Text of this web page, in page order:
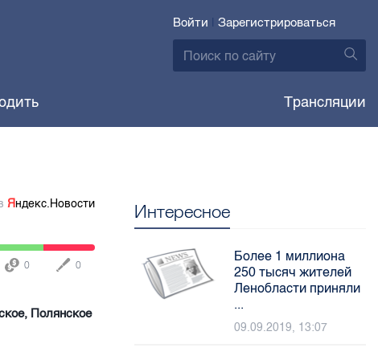
Войти | Зарегистрироваться
Трансляции
Яндекс.Новости
0 0
Полянское
Интересное
Более 1 миллиона
250 тысяч жителей
Ленобласти приняли
...
09.09.2019, 13:07